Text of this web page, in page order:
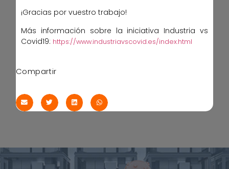
¡Gracias por vuestro trabajo!
Más información sobre la iniciativa Industria vs
Covid19: https://www.industriavscovid.es/index.html
Compartir